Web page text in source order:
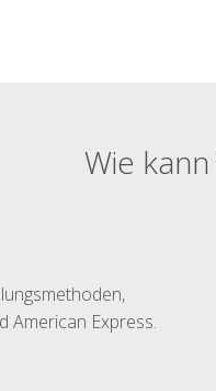
Wie
American Express.